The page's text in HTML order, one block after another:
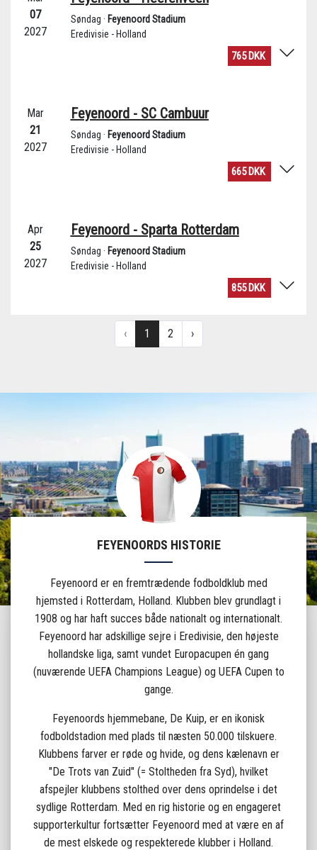
FEYENOORDS HISTORIE
Feyenoord er en fremtrædende fodboldklub med
hjemsted i Rotterdam, Holland. Klubben blev grundlagt i
1908 og har haft succes både nationalt og internationalt.
Feyenoord har adskillige sejre i Eredivisie, den højeste
hollandske liga, samt vundet Europacupen én gang
(nuværende UEFA Champions League) og UEFA Cupen to
gange.
Feyenoords hjemmebane, De Kuip, er en ikonisk
fodboldstadion med plads til næsten 50.000 tilskuere.
Klubbens farver er røde og hvide, og dens kælenavn er
"De Trots van Zuid" (= Stoltheden fra Syd), hvilket
afspejler klubbens stolthed over dens oprindelse i det
sydlige Rotterdam. Med en rig historie og en engageret
supporterkultur fortsætter Feyenoord med at være en af
de mest elskede og respekterede klubber i Holland.